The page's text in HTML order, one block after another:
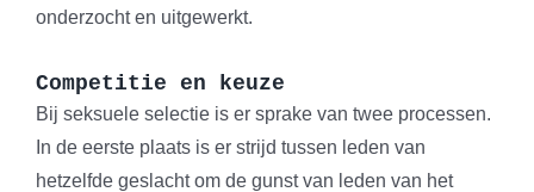
onderzocht en uitgewerkt.
Competitie en keuze
Bij seksuele selectie is er sprake van twee processen.
In de eerste plaats is er strijd tussen leden van
hetzelfde geslacht om de gunst van leden van het